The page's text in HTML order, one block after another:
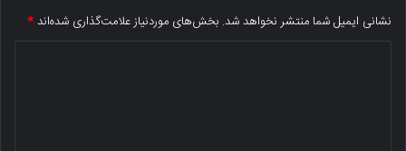
نشانی ایمیل شما منتشر نخواهد شد. بخش‌های موردنیاز علامت‌گذاری شده‌اند*